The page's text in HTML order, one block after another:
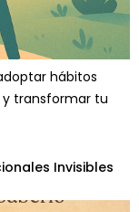
hábitos
transformar tu
Invisibles